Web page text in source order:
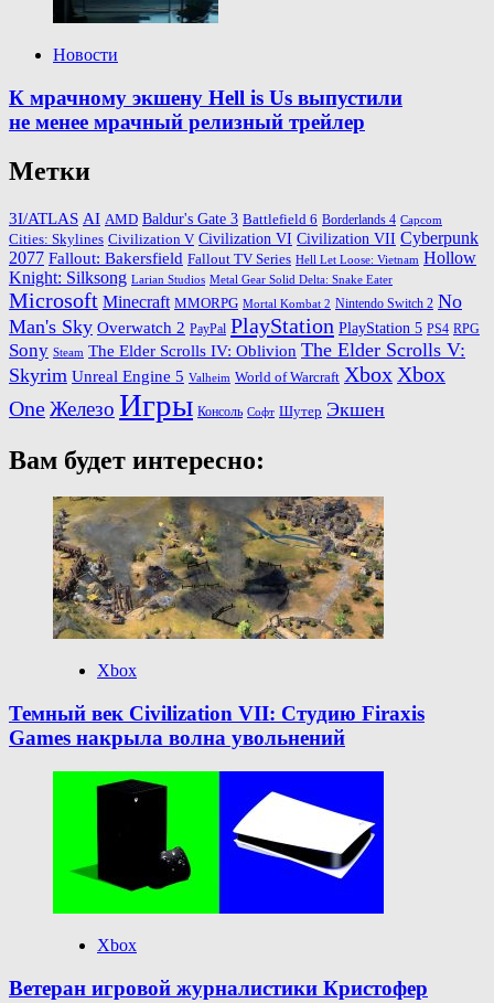
Новости
К мрачному экшену Hell is Us выпустили
не менее мрачный релизный трейлер
Метки
3I/ATLAS AI AMD Baldur's Gate 3 Battlefield 6 Borderlands 4 Capcom
Cities: Skylines Civilization V Civilization VI Civilization VII Cyberpunk
2077 Fallout: Bakersfield Fallout TV Series Hell Let Loose: Vietnam Hollow
Knight: Silksong Larian Studios Metal Gear Solid Delta: Snake Eater
Microsoft Minecraft MMORPG Mortal Kombat 2 Nintendo Switch 2 No
Man's Sky Overwatch 2 PayPal PlayStation PlayStation 5 PS4 RPG
Sony Steam The Elder Scrolls IV: Oblivion The Elder Scrolls V:
Skyrim Unreal Engine 5 Valheim World of Warcraft Xbox Xbox
OneЖелезо Игры Консоль Софт Шутер Экшен
Вам будет интересно:
Xbox
Темный век Civilization VII: Студию Firaxis
Games накрыла волна увольнений
Xbox
Ветеран игровой журналистики Кристофер